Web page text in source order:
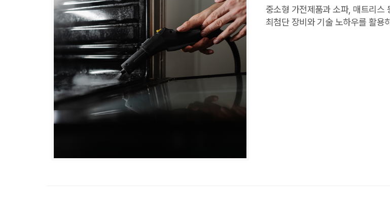
중소형 가전제품과 소파, 매트리스
최첨단 장비와 기술 노하우를 활용